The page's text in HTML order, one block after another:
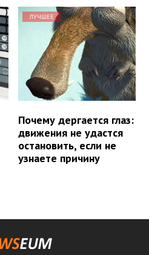
ЛУЧШЕЕ
Почему дергается глаз:
движения не удастся
остановить, если не
узнаете причину